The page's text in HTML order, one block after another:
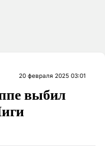
20 февраля 2025 03:01
выбил